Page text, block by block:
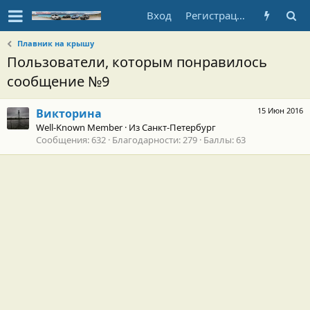
Вход Регистрация
Плавник на крышу
Пользователи, которым понравилось
сообщение №9
15 Июн 2016
Викторина
Well-Known Member · ИзСанкт-Петербург
Сообщения 632 Благодарности 279 Баллы 63